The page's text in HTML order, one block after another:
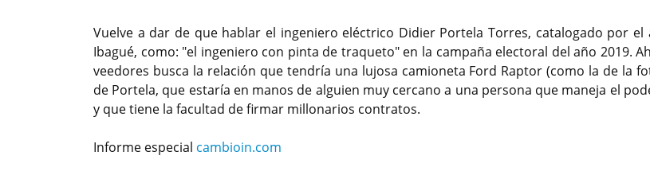
Vuelve a dar de que hablar el ingeniero eléctrico Didier Portela Torres, catalogado por el
Ibagué, como: "el ingeniero con pinta de traqueto" en la campaña electoral del año 2019.
veedores busca la relación que tendría una lujosa camioneta Ford Raptor (como la de la
de Portela, que estaría en manos de alguien muy cercano a una persona que maneja el
y que tiene la facultad de firmar millonarios contratos.
Informe especial cambioin.com